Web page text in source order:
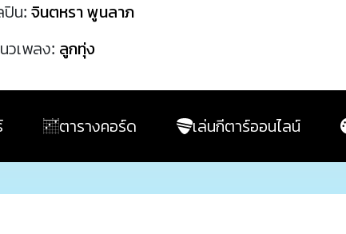
ปิน: จินตหรา พูนลาภ
วเพลง: ลูกทุ่ง
ตารางคอร์ด เล่นกีตาร์ออนไลน์